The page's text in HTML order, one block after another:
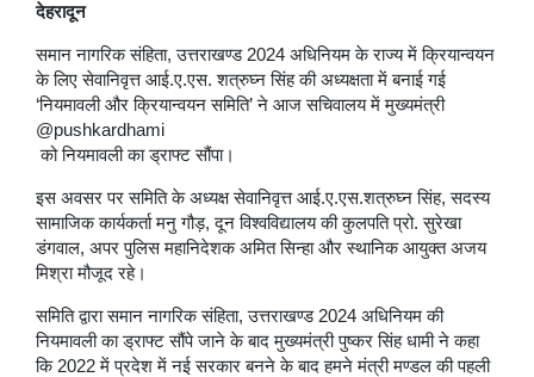
देहरादून
समान नागरिक संहिता, उत्तराखण्ड 2024 अधिनियम के राज्य में क्रियान्वयन
के लिए सेवानिवृत्त आई.ए.एस. शत्रुघ्न सिंह की अध्यक्षता में बनाई गई
‘नियमावली और क्रियान्वयन समिति’ ने आज सचिवालय में मुख्यमंत्री
@pushkardhami
को नियमावली का ड्राफ्ट सौंपा।
इस अवसर पर समिति के अध्यक्ष सेवानिवृत्त आई.ए.एस.शत्रुघ्न सिंह, सदस्य
सामाजिक कार्यकर्ता मनु गौड़, दून विश्वविद्यालय की कुलपति प्रो. सुरेखा
डंगवाल, अपर पुलिस महानिदेशक अमित सिन्हा और स्थानिक आयुक्त अजय
मिश्रा मौजूद रहे।
समिति द्वारा समान नागरिक संहिता, उत्तराखण्ड 2024 अधिनियम की
नियमावली का ड्राफ्ट सौंपे जाने के बाद मुख्यमंत्री पुष्कर सिंह धामी ने कहा
कि 2022 में प्रदेश में नई सरकार बनने के बाद हमने मंत्री मण्डल की पहली